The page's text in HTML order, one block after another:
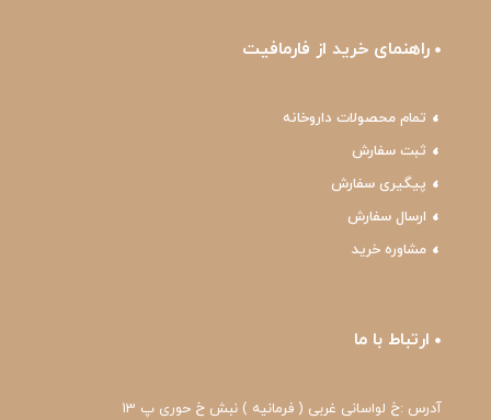
راهنمای خرید از فارمافیت
تمام محصولات داروخانه
ثبت سفارش
پیگیری سفارش
ارسال سفارش
مشاوره خرید
ارتباط با ما
آدرس :خ لواسانی غربی ( فرمانیه ) نبش خ حوری پ 13